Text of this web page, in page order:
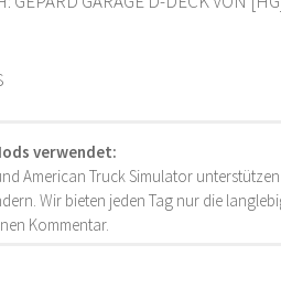
verwendet:
American Truck Simulator
Wir bieten jeden Tag nur die
Kommentar.